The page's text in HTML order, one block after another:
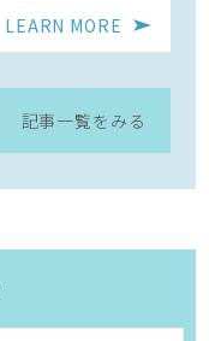
LEARN MORE
記事一覧をみる